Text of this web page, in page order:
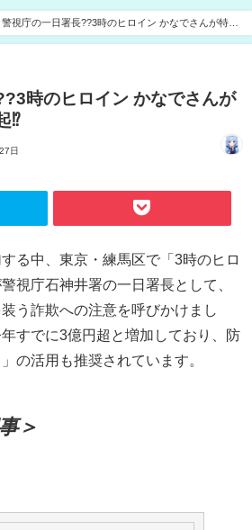
警視庁の一日署長??3時のヒロイン かなでさんが特殊
時のヒロイン かなでさんが
⁉
日
る中、東京・練馬区で「3時のヒロ
視庁石神井署の一日署長として、
う詐欺への注意を呼びかけまし
すでに3億円超と増加しており、防
の活用も推奨されています。
＞